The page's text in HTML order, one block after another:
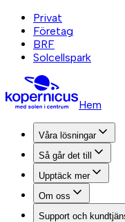
Privat
Företag
BRF
Solcellspark
Hem
Våra lösningar
Så går det till
Upptäck mer
Om oss
Support och